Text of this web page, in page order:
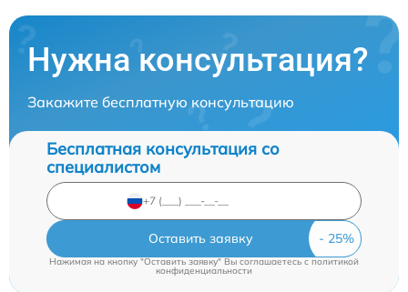
Нужна консультация?
Закажите бесплатную консультацию
Бесплатная консультация со
специалистом
Оставить заявку
Нажимая на кнопку "Оставить заявку" Вы соглашаетесь cполитикой
конфиденциальности